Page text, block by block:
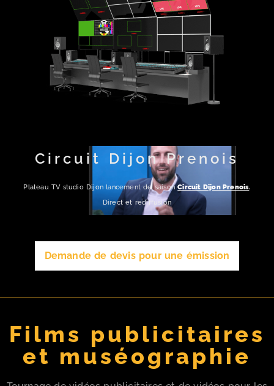
Circuit Dijon Prenois
Plateau TV studio Dijon lancement de saisonCircuit Dijon Prenois.
Direct et rediffusion
Demande de devis pour une émission
Films publicitaires
et muséographie